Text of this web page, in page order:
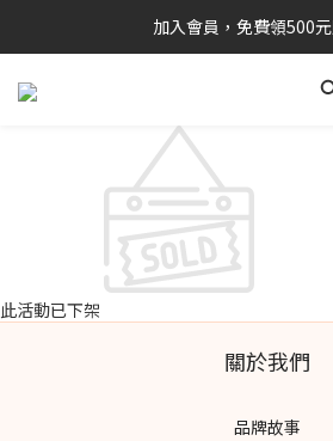
加入會員，免費領500
此活動已下架
關於我們
品牌故事